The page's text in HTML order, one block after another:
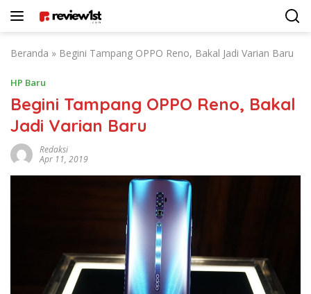
Beranda » Begini Tampang OPPO Reno, Bakal Jadi Varian Baru
HP Baru
Begini Tampang OPPO Reno, Bakal
Jadi Varian Baru
Redaksi
Apr 11, 2019